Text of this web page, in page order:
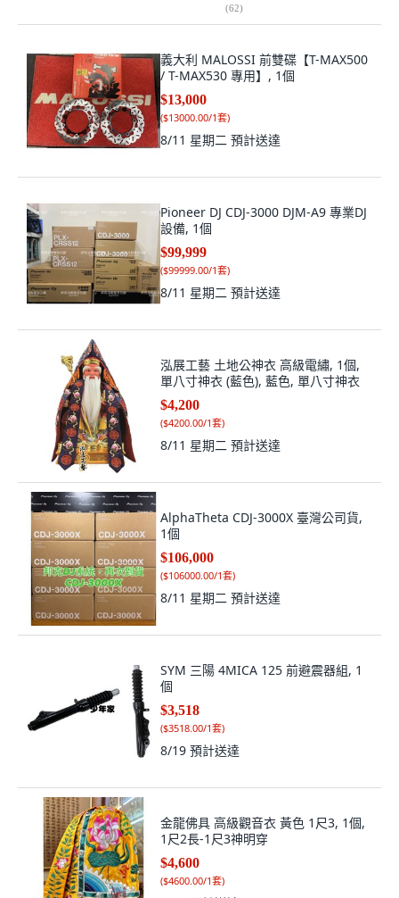
(62)
義大利 MALOSSI 前雙碟【T-MAX500
/ T-MAX530 專用】, 1個
$13,000
($13000.00/1套)
8/11 星期二 預計送達
Pioneer DJ CDJ-3000 DJM-A9 專業DJ
設備, 1個
$99,999
($99999.00/1套)
8/11 星期二 預計送達
泓展工藝 土地公神衣 高級電繡, 1個,
單八寸神衣 (藍色), 藍色, 單八寸神衣
$4,200
($4200.00/1套)
8/11 星期二 預計送達
AlphaTheta CDJ-3000X 臺灣公司貨,
1個
$106,000
($106000.00/1套)
8/11 星期二 預計送達
SYM 三陽 4MICA 125 前避震器組, 1
個
$3,518
($3518.00/1套)
8/19 預計送達
金龍佛具 高級觀音衣 黃色 1尺3, 1個,
1尺2長-1尺3神明穿
$4,600
($4600.00/1套)